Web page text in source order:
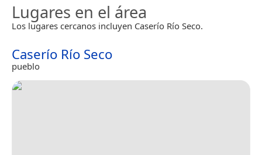
Lugares en el área
Los lugares cercanos incluyen Caserío Río Seco.
Caserío Río Seco
pueblo